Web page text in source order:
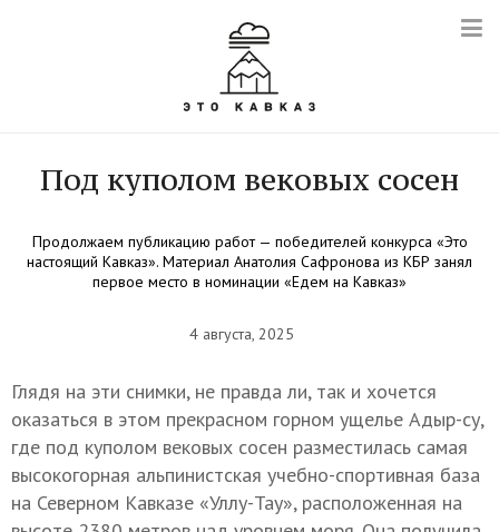
Под куполом вековых сосен
Продолжаем публикацию работ — победителей конкурса «Это
настоящий Кавказ». Материал Анатолия Сафронова из КБР занял
первое место в номинации «Едем на Кавказ»
4 августа, 2025
Глядя на эти снимки, не правда ли, так и хочется
оказаться в этом прекрасном горном ущелье Адыр-су,
где под куполом вековых сосен разместилась самая
высокогорная альпинистская учебно-спортивная база
на Северном Кавказе «Уллу-Тау», расположенная на